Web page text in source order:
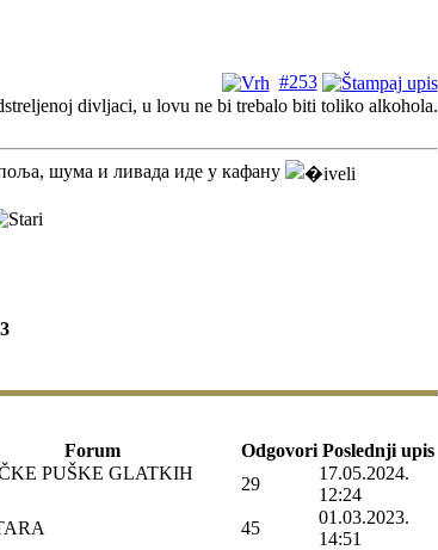
#253
divljaci, u lovu ne bi trebalo biti toliko alkohola.
шума и ливада иде у кафану
Forum Odgovori Poslednji upis
PUŠKE GLATKIH
29
17.05.2024.
12:24
45
01.03.2023.
14:51